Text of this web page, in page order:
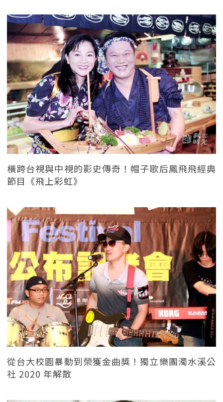
橫跨台視與中視的影史傳奇！帽子歌后鳳飛飛經典
節目《飛上彩虹》
從台大校園暴動到榮獲金曲獎！獨立樂團濁水溪公
社 2020 年解散